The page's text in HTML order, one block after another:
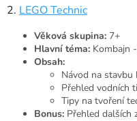
2. LEGO Technic
Věková skupina: 7+
Hlavní téma: Kombajn
Obsah:
Návod na stavbu
Přehled vodních
Tipy na tvoření
Bonus: Přehled dalších